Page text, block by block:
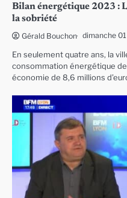
Bilan énergétique 2023 :
la sobriété
Gérald Bouchon dimanche
En seulement quatre ans, la
consommation énergétique de
économie de 8,6 millions